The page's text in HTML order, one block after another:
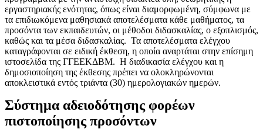
εργαστηριακής ενότητας, όπως είναι διαμορφωμένη, σύμφωνα με
τα επιδιωκόμενα μαθησιακά αποτελέσματα κάθε μαθήματος, τα
προσόντα των εκπαιδευτών, οι μέθοδοι διδασκαλίας, ο εξοπλισμός,
καθώς και τα μέσα διδασκαλίας. Τα αποτελέσματα ελέγχου
καταγράφονται σε ειδική έκθεση, η οποία αναρτάται στην επίσημη
ιστοσελίδα της ΓΓΕΕΚΔΒΜ. Η διαδικασία ελέγχου και η
δημοσιοποίηση της έκθεσης πρέπει να ολοκληρώνονται
αποκλειστικά εντός τριάντα (30) ημερολογιακών ημερών.
Σύστημα αδειοδότησης φορέων
πιστοποίησης προσόντων